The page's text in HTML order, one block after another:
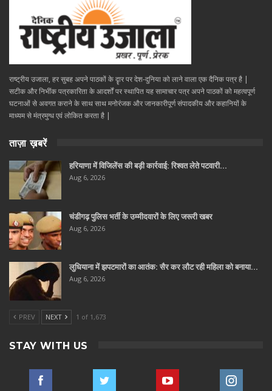
राष्ट्रीय उजाला, हर सुबह अपने पाठकों के दॄार पर देश-दुनिया को लाने वाला एक दैनिक पत्र है |
सटीक और निभींक पत्रकारिता के आदर्शों पर स्थापित यह सामाचार पत्र अपने पाठकों को महत्वपूर्ण
घटनाओं से अवगत कराने के साथ साथ मनोरंजक और जानकारीपूर्ण संपादकीय और कहानियों के
माध्यम से मंत्रमुग्ध एवं लोकित करता है |
ताज़ा ख़बरें
हरियाणा में विजिलेंस की बड़ी कार्रवाई: रिश्वत लेते पटवारी…
Aug 6, 2026
चंडीगढ़ पुलिस भर्ती के उम्मीदवारों के लिए जरूरी खबर
Aug 6, 2026
लुधियाना में झपटमारों का आतंक: सैर कर लौट रही महिला को बनाया…
Aug 6, 2026
PREV NEXT 1 of 1,673
STAY WITH US